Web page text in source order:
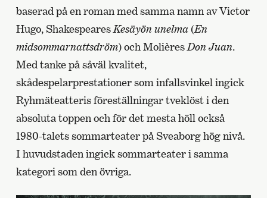
baserad på en roman med samma namn av Victor
Hugo, Shakespeares Kesäyön unelma(En
midsommarnattsdröm) och Molières Don Juan.
Med tanke på såväl kvalitet,
skådespelarprestationer som infallsvinkel ingick
Ryhmäteatteris föreställningar tveklöst i den
absoluta toppen och för det mesta höll också
1980-talets sommarteater på Sveaborg hög nivå.
I huvudstaden ingick sommarteater i samma
kategori som den övriga.